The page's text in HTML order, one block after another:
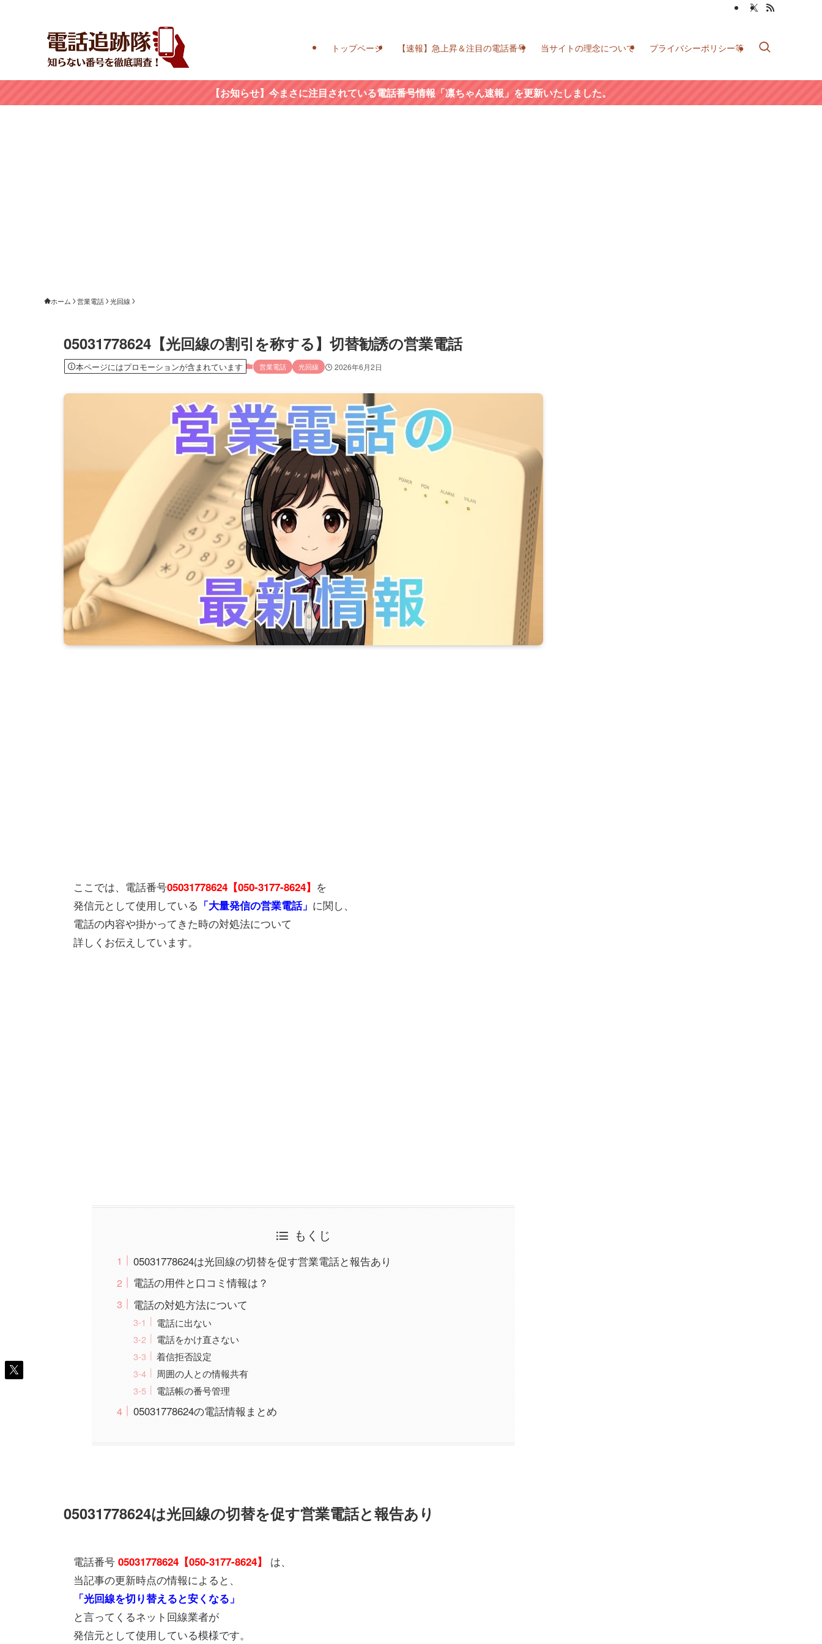
トップページ 【速報】急上昇＆注目の電話番号 当サイトの理念について プライバシーポリシー等
【お知らせ】今まさに注目されている電話番号情報「凛ちゃん速報」を更新いたしました。
ホーム 営業電話 光回線
05031778624【光回線の割引を称する】切替勧誘の営業電話
本ページにはプロモーションが含まれています 営業電話 光回線 2026年6月2日
ここでは、電話番号05031778624【050-3177-8624】 を
発信元として使用している 「大量発信の営業電話」 に関し、
電話の内容や掛かってきた時の対処法について
詳しくお伝えしています。
もくじ
05031778624は光回線の切替を促す営業電話と報告あり
電話の用件と口コミ情報は？
電話の対処方法について
電話に出ない
電話をかけ直さない
着信拒否設定
周囲の人との情報共有
電話帳の番号管理
05031778624の電話情報まとめ
05031778624は光回線の切替を促す営業電話と報告あり
電話番号 05031778624【050-3177-8624】
は、
当記事の更新時点の情報によると、
「光回線を切り替えると安くなる」
と言ってくるネット回線業者が
発信元として使用している模様です。